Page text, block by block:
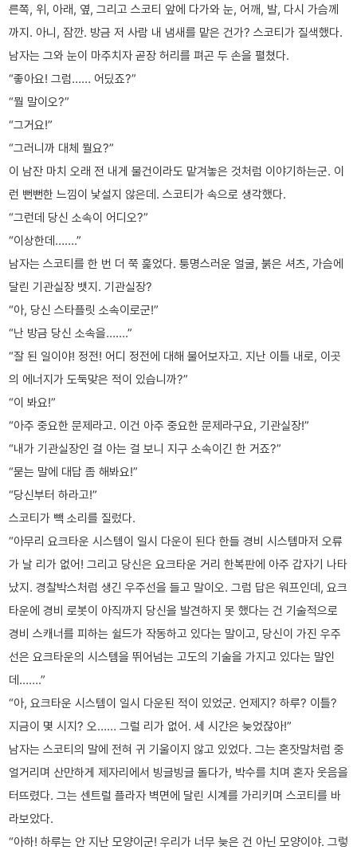
른쪽, 위, 아래, 옆, 그리고 스코티 앞에 다가와 눈, 어깨, 발, 다시 가슴께
까지. 아니, 잠깐. 방금 저 사람 내 냄새를 맡은 건가? 스코티가 질색했다.
남자는 그와 눈이 마주치자 곧장 허리를 펴곤 두 손을 펼쳤다.
“좋아요! 그럼…… 어딨죠?”
“뭘 말이오?”
“그거요!”
“그러니까 대체 뭘요?”
이 남잔 마치 오래 전 내게 물건이라도 맡겨놓은 것처럼 이야기하는군. 이
런 뻔뻔한 느낌이 낯설지 않은데. 스코티가 속으로 생각했다.
“그런데 당신 소속이 어디오?”
“이상한데…….”
남자는 스코티를 한 번 더 쭉 훑었다. 퉁명스러운 얼굴, 붉은 셔츠, 가슴에
달린 기관실장 뱃지. 기관실장?
“아, 당신 스타플릿 소속이로군!”
“난 방금 당신 소속을…….”
“잘 된 일이야! 정전! 어디 정전에 대해 물어보자고. 지난 이틀 내로, 이곳
의 에너지가 도둑맞은 적이 있습니까?”
“이 봐요!”
“아주 중요한 문제라고. 이건 아주 중요한 문제라구요, 기관실장!”
“내가 기관실장인 걸 아는 걸 보니 지구 소속이긴 한 거죠?”
“묻는 말에 대답 좀 해봐요!”
“당신부터 하라고!”
스코티가 빽 소리를 질렀다.
“아무리 요크타운 시스템이 일시 다운이 된다 한들 경비 시스템마저 오류
가 날 리가 없어! 그리고 당신은 요크타운 거리 한복판에 아주 갑자기 나타
났지. 경찰박스처럼 생긴 우주선을 들고 말이오. 그럼 답은 워프인데, 요크
타운에 경비 로봇이 아직까지 당신을 발견하지 못 했다는 건 기술적으로
경비 스캐너를 피하는 쉴드가 작동하고 있다는 말이고, 당신이 가진 우주
선은 요크타운의 시스템을 뛰어넘는 고도의 기술을 가지고 있다는 말인
데…….”
“아, 요크타운 시스템이 일시 다운된 적이 있었군. 언제지? 하루? 이틀?
지금이 몇 시지? 오…… 그럴 리가 없어. 세 시간은 늦었잖아!”
남자는 스코티의 말에 전혀 귀 기울이지 않고 있었다. 그는 혼잣말처럼 중
얼거리며 산만하게 제자리에서 빙글빙글 돌다가, 박수를 치며 혼자 웃음을
터뜨렸다. 그는 센트럴 플라자 벽면에 달린 시계를 가리키며 스코티를 바
라보았다.
“아하! 하루는 안 지난 모양이군! 우리가 너무 늦은 건 아닌 모양이야. 그렇